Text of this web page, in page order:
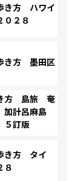
き方 ハワイ
２８
き方 墨田区
方 島旅 奄
計呂麻島
５訂版
き方 タイ
８